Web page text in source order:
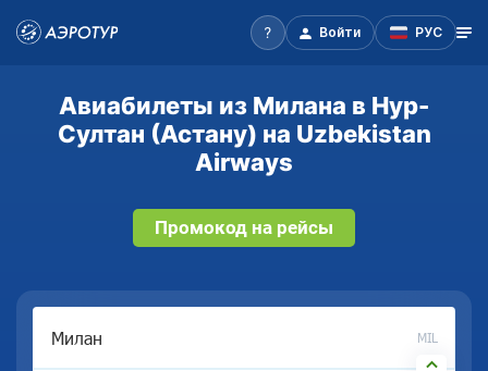
Войти РУС
Авиабилеты из Милана в Нур-
Султан (Астану) на Uzbekistan
Airways
Промокод на рейсы
MIL